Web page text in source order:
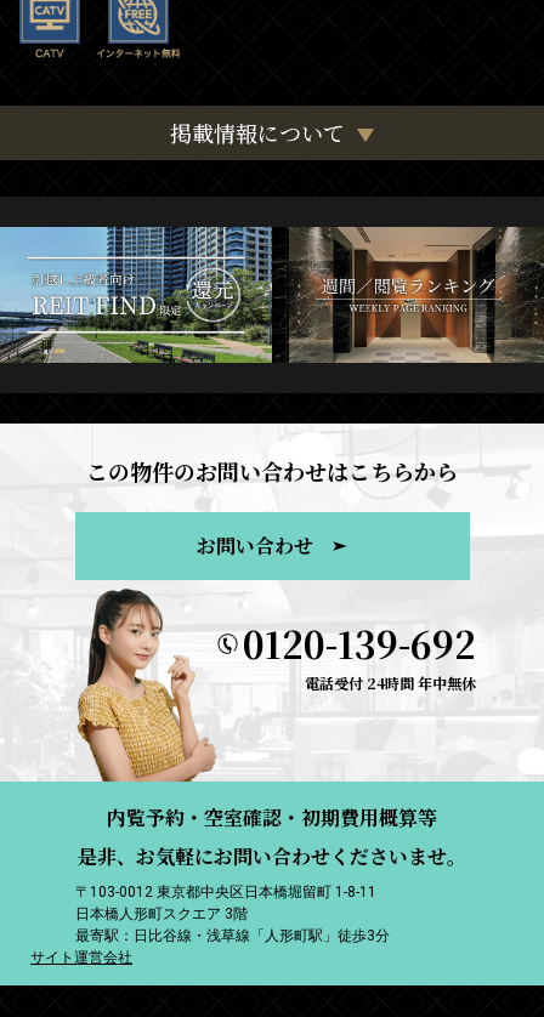
掲載情報について
この物件のお問い合わせはこちらから
お問い合わせ
0120-139-692
電話受付 24時間 年中無休
内覧予約・空室確認・初期費用概算等
是非、お気軽にお問い合わせくださいませ。
〒103-0012 東京都中央区日本橋堀留町 1-8-11
日本橋人形町スクエア 3階
最寄駅：日比谷線・浅草線「人形町駅」徒歩3分
サイト運営会社